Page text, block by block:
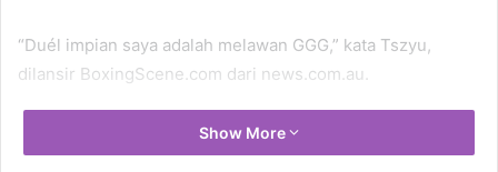
“Duél impian saya adalah melawan GGG,” kata Tszyu,
dilansir BoxingScene.com dari news.com.au.
“Ia pernah jadi idola saya sampai pada satu titik di mana
saya ingin bertarung dengannya,” tambah Tszyu yang akan
Show More